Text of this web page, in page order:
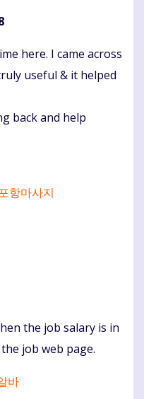
here. I came across
useful & it helped
back and help
항마사지
the job salary is in
job web page.
바